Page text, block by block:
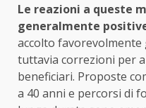
Le reazioni a queste
generalmente
accolto
tuttavia correzioni per
beneficiari. Proposte
a 40 anni e percorsi di